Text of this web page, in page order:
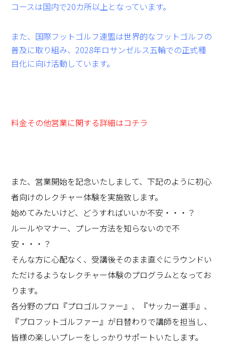
コースは国内で20カ所以上となっています。
また、国際フットゴルフ連盟は世界的なフットゴルフの
普及に取り組み、2028年ロサンゼルス五輪での正式種
目化に向け活動しています。
料金その他営業に関する詳細はコチラ
また、営業開始を記念いたしまして、下記のように初心
者向けのレクチャー体験を実施致します。
始めてみたいけど、どうすればいいか不安・・・？
ルールやマナー、プレー方法を知らないので不
安・・・？
そんな方に心配なく、受講後そのまま直ぐにラウンドい
ただけるようなレクチャー体験のプログラムとなってお
ります。
各分野のプロ『プロゴルファー』、『サッカー選手』、
『プロフットゴルファー』が日替わりで講師を担当し、
皆様の楽しいプレーをしっかりサポートいたします。